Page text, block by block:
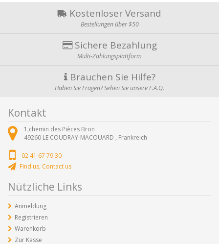
Kostenloser Versand
Bestellungen über $50
Sichere Bezahlung
Multi-Zahlungsplattform
Brauchen Sie Hilfe?
Haben Sie Fragen? Sehen Sie unsere F.A.Q.
Kontakt
1,chemin des Pièces Bron
49260 LE COUDRAY-MACOUARD , Frankreich
02 41 67 79 30
Find us, Contact us
Nützliche Links
Anmeldung
Registrieren
Warenkorb
Zur Kasse